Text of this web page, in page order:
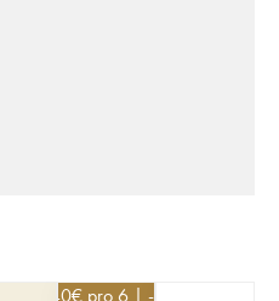
32,40€ pro 6 | -10%